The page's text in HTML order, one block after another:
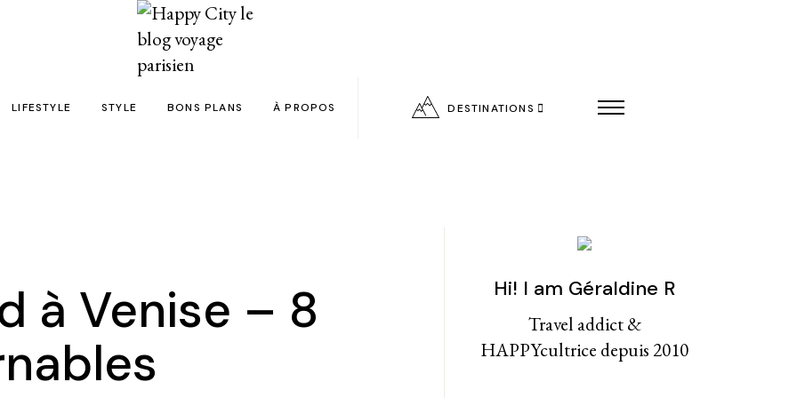
en 24h chrono
LIFESTYLE
Livres
Shopping
Kids
STYLE
Tattoos
BONS PLANS À PROPOS
Politique de confidentialité
DESTINATIONS
à Venise – 8
Hi! I am Géraldine R
Travel addict &
HAPPYcultrice depuis 2010